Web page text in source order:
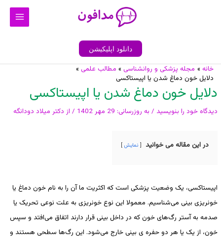
Main
دانلود اپلیکیشن
خانه مجله پزشکی و روانشناسی
مطالب علمی
دلايل خون دماغ شدن یا اپیستاکسی
دلايل خون دماغ شدن یا اپیستاکسی
دیدگاه‌ خود را بنویسید / به روزرسانی: / از دکتر میلاد دودانگه
در این مقاله می خوانید نمایش
اپیستاکسی، یک وضعیت پزشکی است که اکثریت ما آن را به نام خون دماغ یا
خونریزی بینی می‌شناسیم. معمولا این نوع خونریزی به علت نوعی تحریک یا
صدمه به آستر رگ‌های خون که در داخل بینی قرار دارند اتفاق می‌افتد و سپس
خون، از یک یا هر دو حفره ی بینی خارج می‌شود. این رگ‌ها سطحی هستند و
پیمایش
نوشته